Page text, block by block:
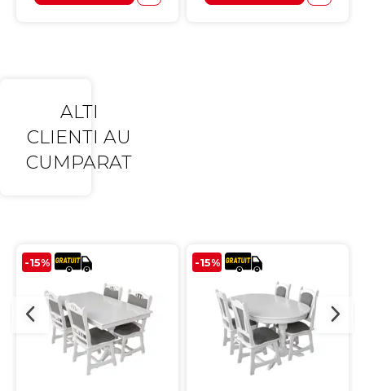
ALTI
CLIENTI AU
CUMPARAT
-15% -15%